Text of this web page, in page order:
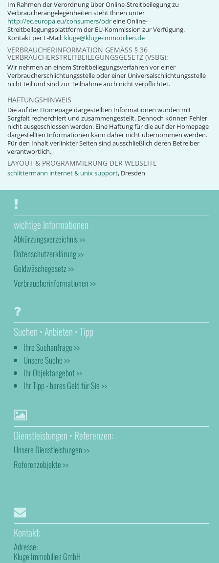
Im Rahmen der Verordnung über Online-Streitbeilegung zu
Verbraucherangelegenheiten steht Ihnen unter
http://ec.europa.eu/consumers/odreine Online-
Streitbeilegungsplattform der EU-Kommission zur Verfügung.
Kontakt per E-Mail: kluge@kluge-immobilien.de
VERBRAUCHERINFORMATION GEMÄSS § 36 V
ERBRAUCHERSTREITBEILEGUNGSGESETZ (VSBG):
Wir nehmen an einem Streitbeilegungsverfahren vor einer
Verbraucherschlichtungsstelle oder einer Universalschlichtungsstelle
nicht teil und sind zur Teilnahme auch nicht verpflichtet.
HAFTUNGSHINWEIS
Die auf der Homepage dargestellten Informationen wurden mit
Sorgfalt recherchiert und zusammengestellt. Dennoch können Fehler
nicht ausgeschlossen werden. Eine Haftung für die auf der Homepage
dargestellten Informationen kann daher nicht übernommen werden.
Für den Inhalt verlinkter Seiten sind ausschließlich deren Betreiber
verantwortlich.
LAYOUT & PROGRAMMIERUNG DER WEBSEITE
schlittermann internet & unix support, Dresden
wichtige Informationen
Abkürzungsverzeichnis >>
Datenschutzerklärung >>
Geldwäschegesetz >>
Verbraucherinformationen >>
Suchen • Anbieten • Tipp
Ihre Suchanfrage >>
Unsere Suche >>
Ihr Objektangebot >>
Ihr Tipp - bares Geld für Sie >>
Dienstleistungen • Referenzen:
Unsere Dienstleistungen >>
Referenzobjekte >>
Kontakt:
Adresse:
Kluge Immobilien GmbH